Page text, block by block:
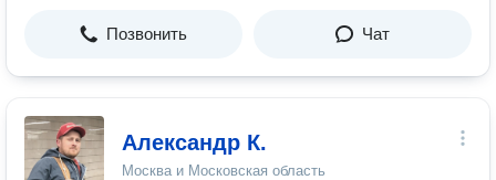
Позвонить Чат
Александр К.
Москва и Московская область